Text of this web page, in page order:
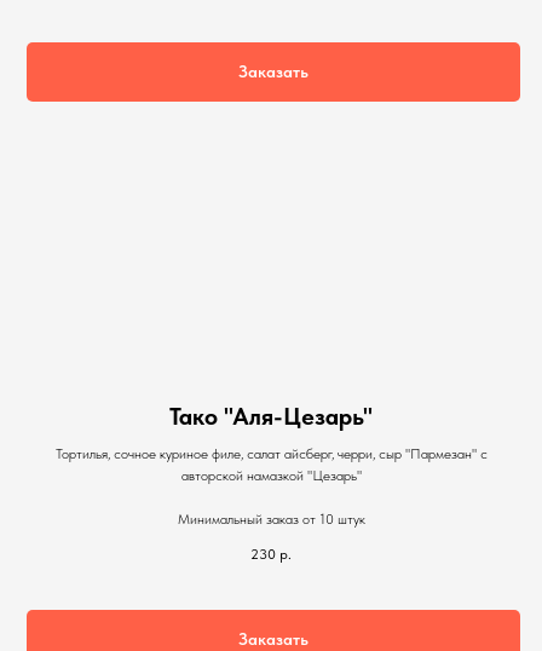
Заказать
Тако "Аля-Цезарь"
Тортилья, сочное куриное филе, салат айсберг, черри, сыр "Пармезан" с
авторской намазкой "Цезарь"
Минимальный заказ от 10 штук
230 р.
Заказать